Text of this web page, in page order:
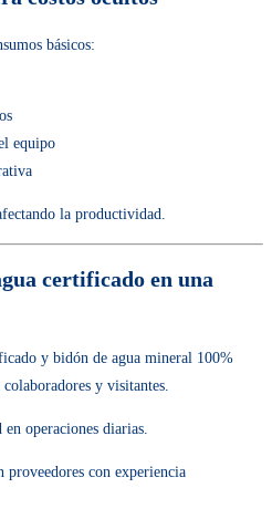
básicos:
equipo
la productividad.
certificado en una
y bidón de agua mineral 100%
y visitantes.
operaciones diarias.
proveedores con experiencia